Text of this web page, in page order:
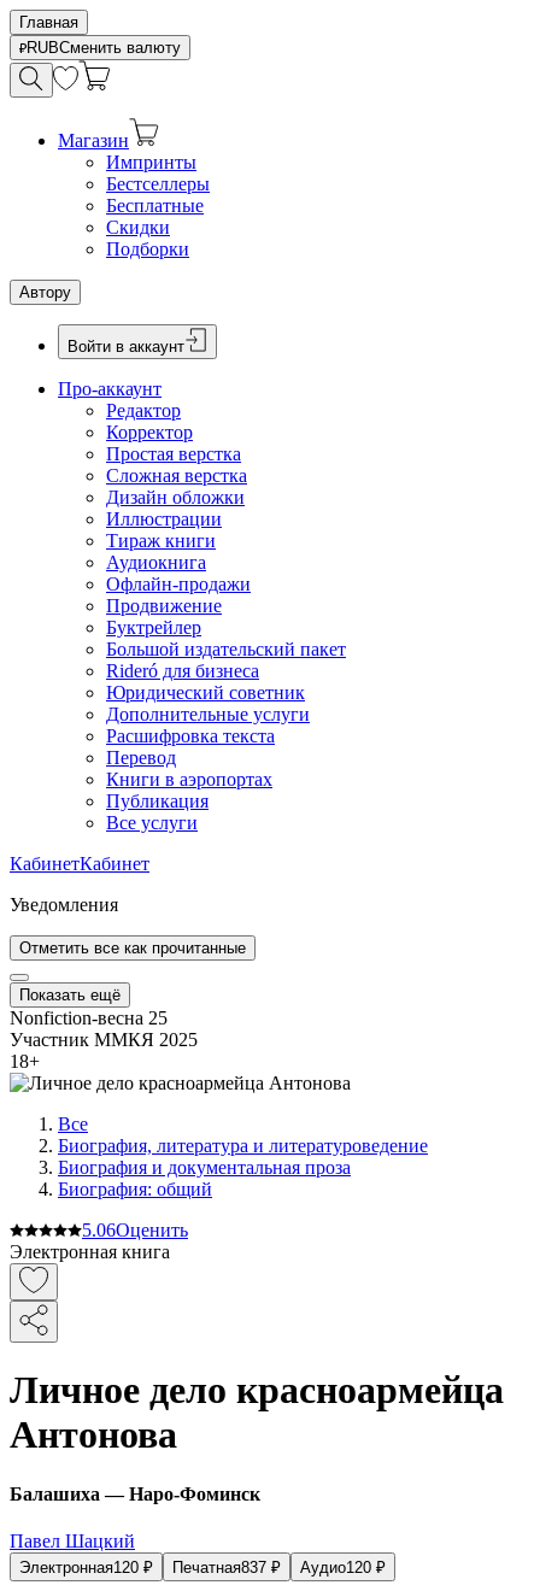
Главная
RUBСменить валюту
Магазин
Импринты
Бестселлеры
Бесплатные
Скидки
Подборки
Автору
Войти в аккаунт
Про-аккаунт
Редактор
Корректор
Простая верстка
Сложная верстка
Дизайн обложки
Иллюстрации
Тираж книги
Аудиокнига
Офлайн-продажи
Продвижение
Буктрейлер
Большой издательский пакет
Rideró для бизнеса
Юридический советник
Дополнительные услуги
Расшифровка текста
Перевод
Книги в аэропортах
Публикация
Все услуги
КабинетКабинет
Уведомления
Отметить все как прочитанные
Показать ещё
Nonfiction-весна 25
Участник ММКЯ 2025
18+
Все
Биография, литература и литературоведение
Биография и документальная проза
Биография: общий
5.06Оценить
Электронная книга
Личное дело красноармейца
Антонова
Балашиха — Наро-Фоминск
Павел Шацкий
Электронная120 ₽ Печатная837 ₽ Аудио120 ₽